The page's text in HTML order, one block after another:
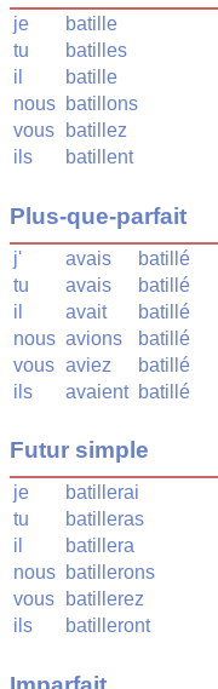
je
batille
tu
batilles
il
batille
nous batillons
vous
batillez
ils
batillent
Plus-que-parfait
j' avais
batillé
tu
avais
batillé
il
avait
batillé
nous avions
batillé
vous aviez
batillé
ils
avaient batillé
Futur simple
je
batillerai
tu
batilleras
il
batillera
nous batillerons
vous
batillerez
ils
batilleront